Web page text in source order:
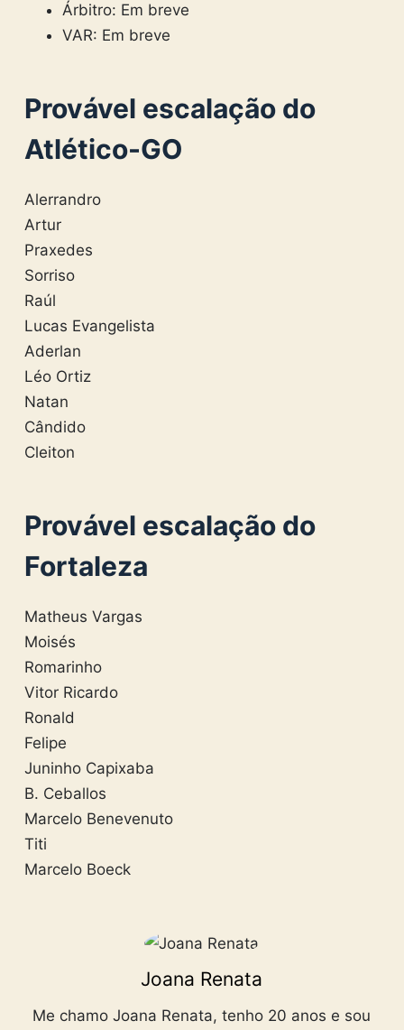
Árbitro: Em breve
VAR: Em breve
Provável escalação do
Atlético-GO
Alerrandro
Artur
Praxedes
Sorriso
Raúl
Lucas Evangelista
Aderlan
Léo Ortiz
Natan
Cândido
Cleiton
Provável escalação do
Fortaleza
Matheus Vargas
Moisés
Romarinho
Vitor Ricardo
Ronald
Felipe
Juninho Capixaba
B. Ceballos
Marcelo Benevenuto
Titi
Marcelo Boeck
Joana Renata
Me chamo Joana Renata, tenho 20 anos e sou